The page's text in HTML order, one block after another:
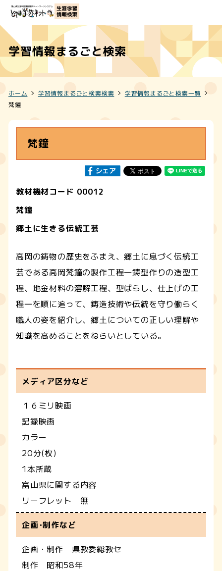
学習情報まるごと検索
ホーム 学習情報まるごと検索検索
学習情報まるごと検索一覧
梵鐘
梵鐘
教材機材コード 00012
梵鐘
郷土に生きる伝統工芸
高岡の鋳物の歴史をふまえ、郷土に息づく伝統工
芸である高岡梵鐘の製作工程―鋳型作りの造型工
程、地金材料の溶解工程、型ばらし、仕上げの工
程―を順に追って、鋳造技術や伝統を守り働らく
職人の姿を紹介し、郷土についての正しい理解や
知識を高めることをねらいとしている。
メディア区分など
１６ミリ映画
記録映画
カラー
20分(枚)
1本所蔵
富山県に関する内容
リーフレット 無
企画･制作など
企画・制作 県教委総教セ
制作 昭和58年